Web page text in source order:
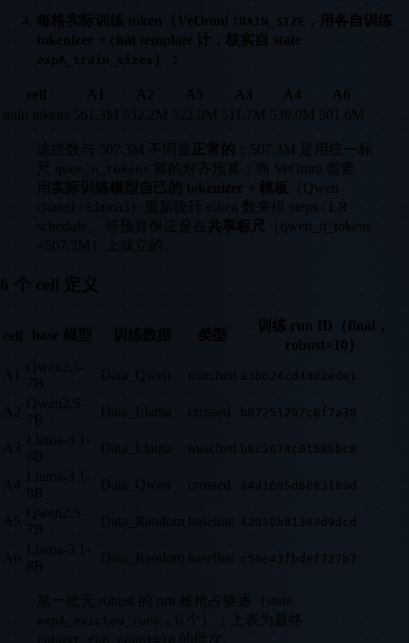
每格实际训练 token（VeOmni TRAIN_SIZE ，用各自训练
tokenizer + chat template 计，核实自 state
A5 A3 A4
A6
561.3M 522.0M 511.7M 539.0M 501.6M
正常的 ：507.3M 是用统一标
算的对齐预算；而 VeOmni 需要
实际训练模型自己的 tokenizer + 模板
（Qwen
chatml / Llama3）重新统计 token 数来排 steps / LR
schedule。 等预算保证是在 共享标尺
（qwen_n_tokens
≈507.3M）上成立的。
6 个 cell 定义
cell base 模型 类型
训练 run ID（final，
robust=10）
A1
Data_Qwen matched a3b624cd43d2ede1
Qwen2.5-
7B
crossed b87251207c8f7a38
A3
Llama-3.1-
Data_Llama matched b8c2674c0158bbc8
A4 Data_Qwen crossed 34d1695d688318ad
Qwen2.5-
7B
baseline 42850b01303d9dcd
A6
Llama-3.1-
Data_Random baseline c58e43fbdef727b7
第一批无 robust 的 run 被抢占驱逐（state
expA_evicted_runs ，6 个）；上表为最终
robust_run_count=10 的批次。